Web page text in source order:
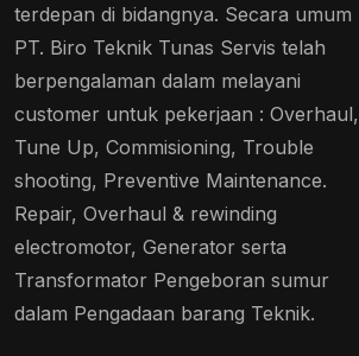
terdepan di bidangnya. Secara umum
PT. Biro Teknik Tunas Servis telah
berpengalaman dalam melayani
customer untuk pekerjaan : Overhaul,
Tune Up, Commisioning, Trouble
shooting, Preventive Maintenance.
Repair, Overhaul & rewinding
electromotor, Generator serta
Transformator Pengeboran sumur
dalam Pengadaan barang Teknik.